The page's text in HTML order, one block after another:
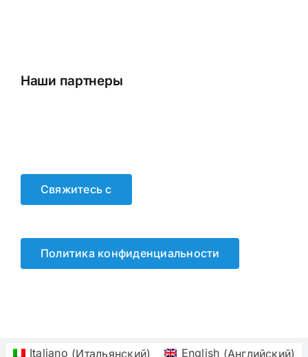
Наши партнеры
Свяжитесь с
Политика конфиденциальности
Italiano (Итальянский) English (Английский)